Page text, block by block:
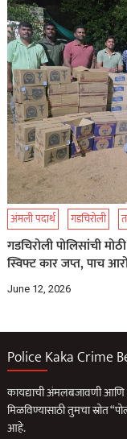
अंमली पदार्थ गडचिरोली
गडचिरोली पोलिसांची
स्विफ्ट कार जप्त, पाच
June 12, 2026
Police Kaka Crime
कायद्याची अंमलबजावणी आणि
मिळविण्यासाठी तुमचा स्रोत
आहे.